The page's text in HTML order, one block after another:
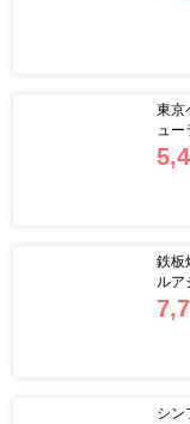
東京
ュー
ーコ
鉄板
ルア
シン